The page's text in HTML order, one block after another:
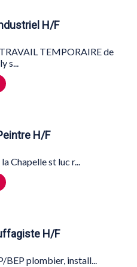
H/F
TEMPORAIRE de
s...
H/F
Chapelle st luc r...
H/F
BEP plombier, install...